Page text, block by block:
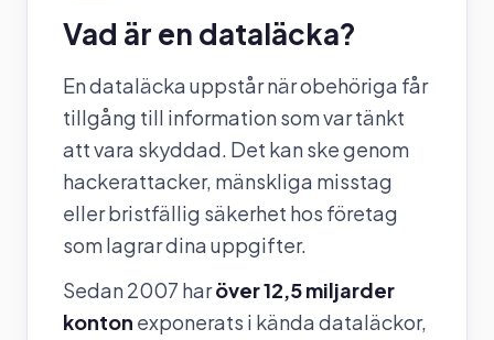
Vad är en dataläcka?
En dataläcka uppstår när obehöriga får
tillgång till information som var tänkt
att vara skyddad. Det kan ske genom
hackerattacker, mänskliga misstag
eller bristfällig säkerhet hos företag
som lagrar dina uppgifter.
Sedan 2007 haröver 12,5 miljarder
konton exponerats i kända dataläckor,